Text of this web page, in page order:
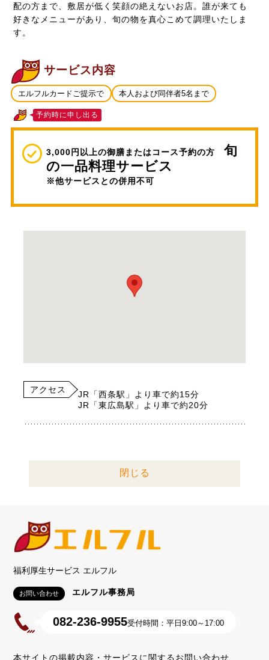
配の方まで、敷居が低く笑顔の絶えないお店。誰が来ても
好きなメニューがあり、旬の物を真心こめて調理いたしま
す。
サービス内容
エルフルカードご提示で 本人および同伴者5名まで
予約時に申し出る
3,000円以上の御膳またはコース予約の方旬
の一品料理サービス
※他サービスとの併用不可
アクセス
JR「西条駅」より車で約15分
JR「東広島駅」より車で約20分
閉じる
福利厚生サービス エルフル
お問い合わせ エルフル事務局
082-236-9955受付時間：平日9:00～17:00
本サイトの掲載内容・サービスに関するお問い合わせ、